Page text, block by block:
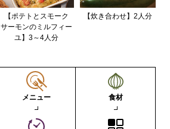
【ポテトとスモーク
サーモンのミルフィー
ユ】3～4人分
【炊き合わせ】2人分
メニュー 食材